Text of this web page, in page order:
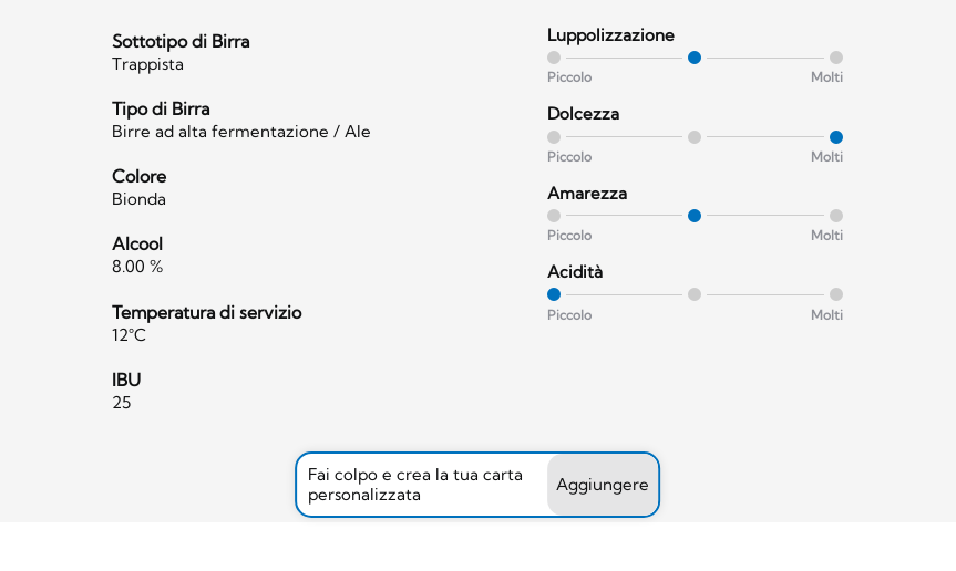
Sottotipo di Birra
Trappista
Tipo di Birra
Birre ad alta fermentazione / Ale
Colore
Bionda
Alcool
8.00 %
Temperatura di servizio
12°C
IBU
25
Luppolizzazione
Piccolo Molti
Dolcezza
Piccolo Molti
Amarezza
Piccolo Molti
Acidità
Piccolo Molti
Fai colpo e crea la tua carta
personalizzata
Aggiungere